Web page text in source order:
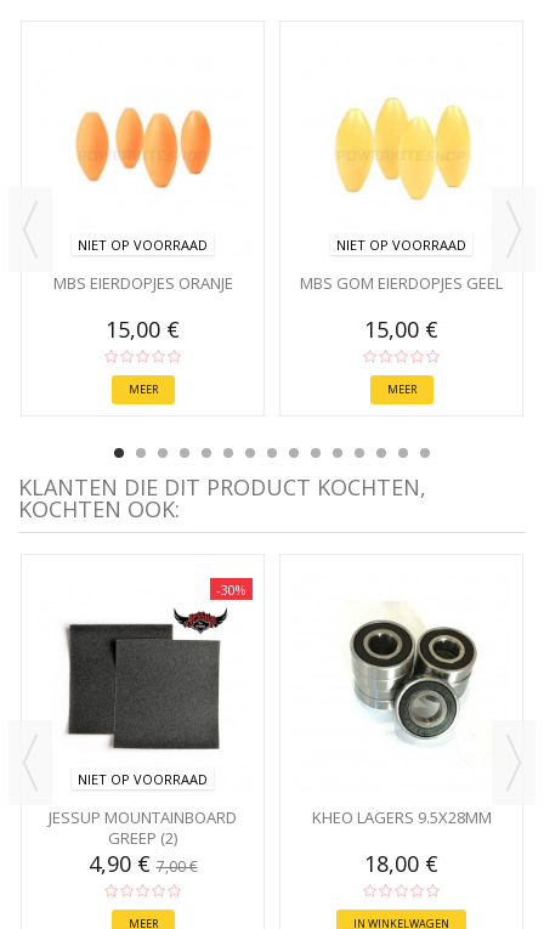
NIET OP VOORRAAD
MBS EIERDOPJES ORANJE
15,00 €
MEER
NIET OP VOORRAAD
MBS GOM EIERDOPJES GEEL
15,00 €
MEER
KLANTEN DIE DIT PRODUCT KOCHTEN,
KOCHTEN OOK:
-30%
NIET OP VOORRAAD
JESSUP MOUNTAINBOARD
GREEP (2)
4,90 €7,00 €
MEER
KHEO LAGERS 9.5X28MM
18,00 €
IN WINKELWAGEN